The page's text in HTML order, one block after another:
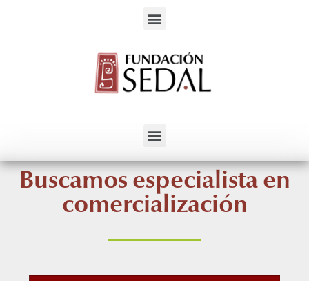
Buscamos especialista en
comercialización